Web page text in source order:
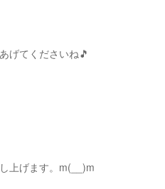
げてくださいね🎵
上げます。m(__)m